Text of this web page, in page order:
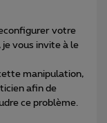
votre
vous invite à le
manipulation,
afin de
ce problème.